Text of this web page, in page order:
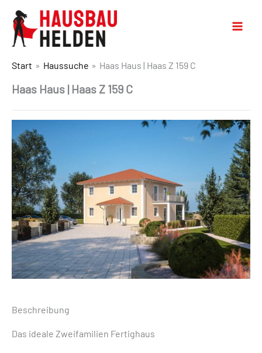
Start Haussuche Haas Haus | Haas Z 159 C
Haas Haus | Haas Z 159 C
Beschreibung
Das ideale Zweifamilien Fertighaus